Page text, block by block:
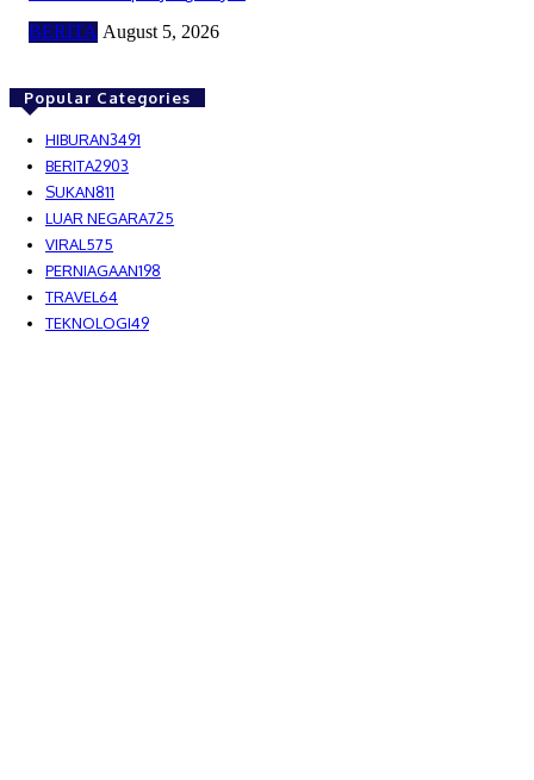
BERITA August 5, 2026
Popular Categories
HIBURAN3491
BERITA2903
SUKAN811
LUAR NEGARA725
VIRAL 575
PERNIAGAAN198
TRAVEL 64
TEKNOLOGI49